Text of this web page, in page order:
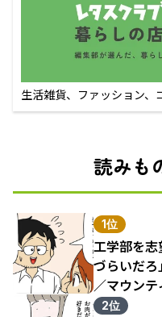
生活雑貨、ファッション
えるECサイト
読みも
1位
工学部を志
づらいだ
／マウン
結果（1）
2位